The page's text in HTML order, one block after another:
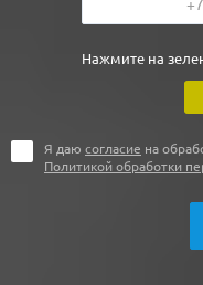
Нажмите на
Я даю согласие на
Политикой обработки